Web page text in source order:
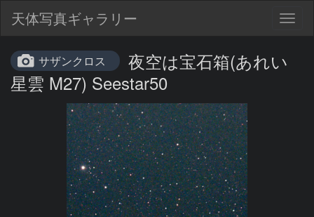
天体写真ギャラリー
サザンクロス
夜空は宝石箱(あれい
星雲 M27) Seestar50